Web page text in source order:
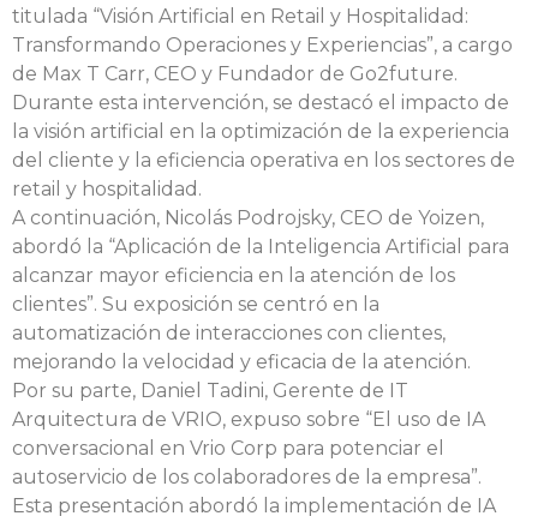
titulada “Visión Artificial en Retail y Hospitalidad:
Transformando Operaciones y Experiencias”, a cargo
de Max T Carr, CEO y Fundador de Go2future.
Durante esta intervención, se destacó el impacto de
la visión artificial en la optimización de la experiencia
del cliente y la eficiencia operativa en los sectores de
retail y hospitalidad.
A continuación, Nicolás Podrojsky, CEO de Yoizen,
abordó la “Aplicación de la Inteligencia Artificial para
alcanzar mayor eficiencia en la atención de los
clientes”. Su exposición se centró en la
automatización de interacciones con clientes,
mejorando la velocidad y eficacia de la atención.
Por su parte, Daniel Tadini, Gerente de IT
Arquitectura de VRIO, expuso sobre “El uso de IA
conversacional en Vrio Corp para potenciar el
autoservicio de los colaboradores de la empresa”.
Esta presentación abordó la implementación de IA